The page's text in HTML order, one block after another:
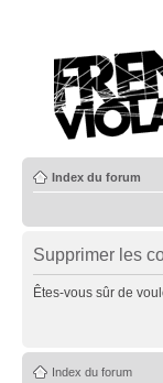
Index du forum
Supprimer les
Êtes-vous sûr de
Index du forum